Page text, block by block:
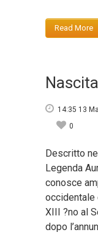
Read More
14:35 13
0
Descritto
Legenda
conosce
occidentale
XIII ?no al
dopo